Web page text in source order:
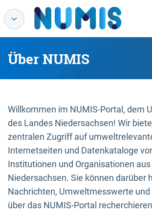
Über NUMIS
Willkommen im NUMIS-Portal, dem
des Landes Niedersachsen! Wir
zentralen Zugriff auf
Internetseiten und Datenkataloge
Institutionen und Organisationen aus
Niedersachsen. Sie können darüber
Nachrichten, Umweltmesswerte
über das NUMIS-Portal